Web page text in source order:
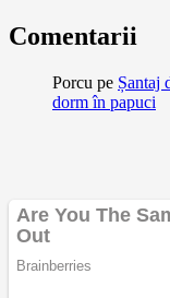
Comentarii
Porcu pe Șantaj
dorm în papuci